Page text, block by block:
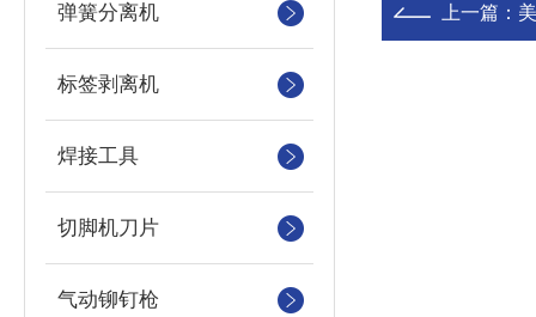
弹簧分离机
标签剥离机
焊接工具
切脚机刀片
气动铆钉枪
上一篇：